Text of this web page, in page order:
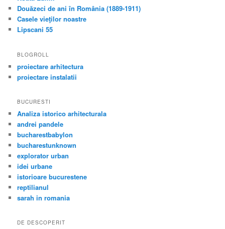
Douăzeci de ani în România (1889-1911)
Casele vieţilor noastre
Lipscani 55
BLOGROLL
proiectare arhitectura
proiectare instalatii
BUCURESTI
Analiza istorico arhitecturala
andrei pandele
bucharestbabylon
bucharestunknown
explorator urban
idei urbane
istorioare bucurestene
reptilianul
sarah in romania
DE DESCOPERIT